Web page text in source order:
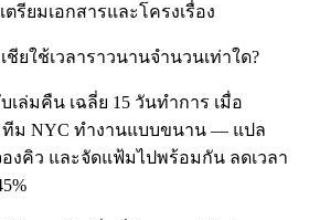
รียมเอกสารและโครงเรื่อง
ชียใช้เวลาราวนานจำนวนเท่าใด?
เล่มคืน เฉลี่ย 15 วันทำการ เมื่อ
ทีม NYC ทำงานแบบขนาน — แปล
งคิว และจัดแฟ้มไปพร้อมกัน ลดเวลา